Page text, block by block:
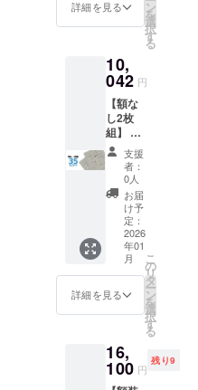
※ご注文
状況、
給状
況、製
造工程
上の都
合等に
より出
荷時期
が遅れ
る場合
があり
ます
確認後
に料金
す-額な
しの場
合：ヤ
マト運
輸80サ
イズに
て1,200
円程の
中継料
追加が
別途必
要とな
ります)
※ご注文
状況、
材の供
給状
上の都
合等に
より出
580mm
用ハー
ドケー
ス1個に
2枚のポ
スター
を入れ
てお届
けいた
します
※額は付
属いた
しませ
ん ※国
内配送
のみと
す ※お
届け日
定」月
の月末
です ※
x728m
殊紙
195gs
m ・印
刷：オ
フセッ
ト印刷
・生
産：日
ドケー
ス仕様
・サイ
ズ：直
80mmx
長さ
580mm
用ハー
ドケー
ス1個に
込)のと
ころ、
→
F￥9,70
0(税込)
内容 ・
動物病
院の
「犬ポ
ス
ター」
x 2 ・
ハード
ケース
x 1 ポス
ター仕
様 ・サ
イズ：
B2(515
x728m
殊紙
195gs
m ・印
詳細を見る ン
を
選
択
す
る
10,
042 円
【額な
し2枚
組】 一
般販売
予定価
￥7,700
(税込) x
2=￥15,
400(税
込)のと
ころ、
→
35%OF
F￥10,0
42(税
・動物
病院の
「犬ポ
支援
者：
0人
お届
け予
定：
2026
年01
月
詳細を見る
こ
の
リ
タ
ー
ン
を
選
択
す
る
16,
100 円
残り9